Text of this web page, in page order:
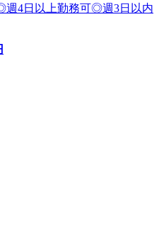
週4日以上勤務可◎週3日以内